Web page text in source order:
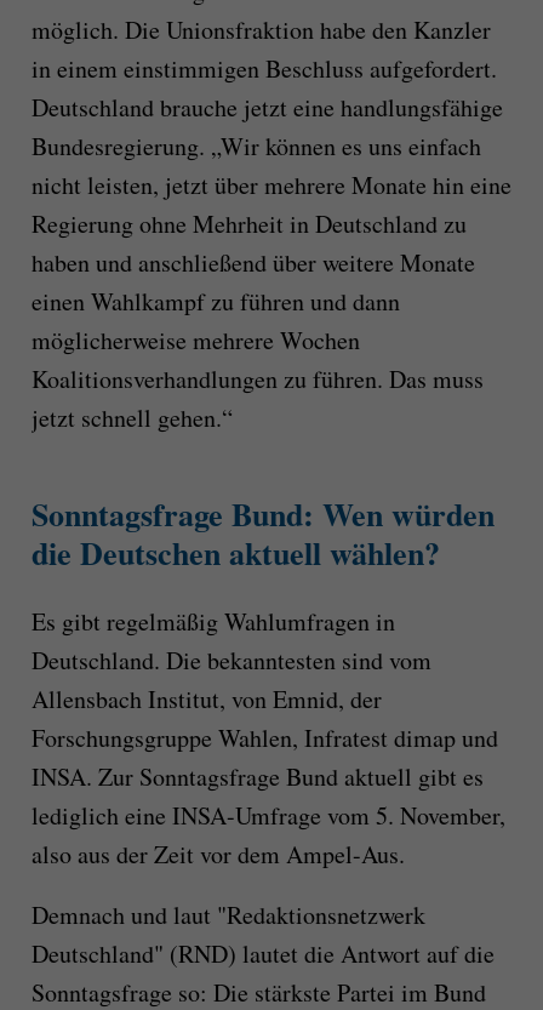
möglich. Die Unionsfraktion habe den Kanzler
in einem einstimmigen Beschluss aufgefordert.
Deutschland brauche jetzt eine handlungsfähige
Bundesregierung. „Wir können es uns einfach
nicht leisten, jetzt über mehrere Monate hin eine
Regierung ohne Mehrheit in Deutschland zu
haben und anschließend über weitere Monate
einen Wahlkampf zu führen und dann
möglicherweise mehrere Wochen
Koalitionsverhandlungen zu führen. Das muss
jetzt schnell gehen.“
Sonntagsfrage Bund: Wen würden
die Deutschen aktuell wählen?
Es gibt regelmäßig Wahlumfragen in
Deutschland. Die bekanntesten sind vom
Allensbach Institut, von Emnid, der
Forschungsgruppe Wahlen, Infratest dimap und
INSA. Zur Sonntagsfrage Bund aktuell gibt es
lediglich eine INSA-Umfrage vom 5. November,
also aus der Zeit vor dem Ampel-Aus.
Demnach und laut "Redaktionsnetzwerk
Deutschland" (RND) lautet die Antwort auf die
Sonntagsfrage so: Die stärkste Partei im Bund